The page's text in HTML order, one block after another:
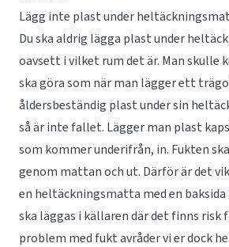
Lägg inte plast under
Du ska aldrig lägga plast under
oavsett i vilket rum det är. Man skulle
ska göra som när man lägger ett
åldersbeständig plast under sin
så är inte fallet. Lägger man plast
som kommer underifrån, in. Fukten
genom mattan och ut. Därför är det
en heltäckningsmatta med en baksida
ska läggas i källaren där det finns risk
problem med fukt avråder vi er dock